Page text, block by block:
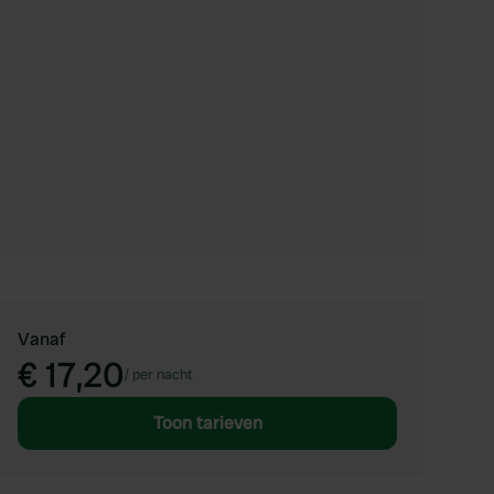
Vanaf
€ 17,20/ per nacht
Toon tarieven